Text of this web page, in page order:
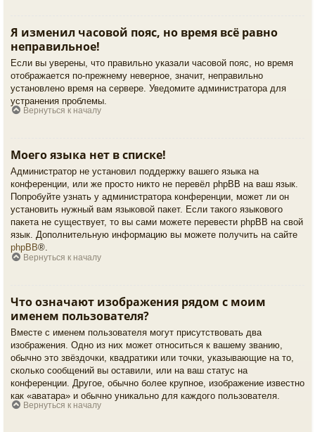
Я изменил часовой пояс, но время всё равно
неправильное!
Если вы уверены, что правильно указали часовой пояс, но время
отображается по-прежнему неверное, значит, неправильно
установлено время на сервере. Уведомите администратора для
устранения проблемы.
Вернуться к началу
Моего языка нет в списке!
Администратор не установил поддержку вашего языка на
конференции, или же просто никто не перевёл phpBB на ваш язык.
Попробуйте узнать у администратора конференции, может ли он
установить нужный вам языковой пакет. Если такого языкового
пакета не существует, то вы сами можете перевести phpBB на свой
язык. Дополнительную информацию вы можете получить на сайте
phpBB®.
Вернуться к началу
Что означают изображения рядом с моим
именем пользователя?
Вместе с именем пользователя могут присутствовать два
изображения. Одно из них может относиться к вашему званию,
обычно это звёздочки, квадратики или точки, указывающие на то,
сколько сообщений вы оставили, или на ваш статус на
конференции. Другое, обычно более крупное, изображение известно
как «аватара» и обычно уникально для каждого пользователя.
Вернуться к началу